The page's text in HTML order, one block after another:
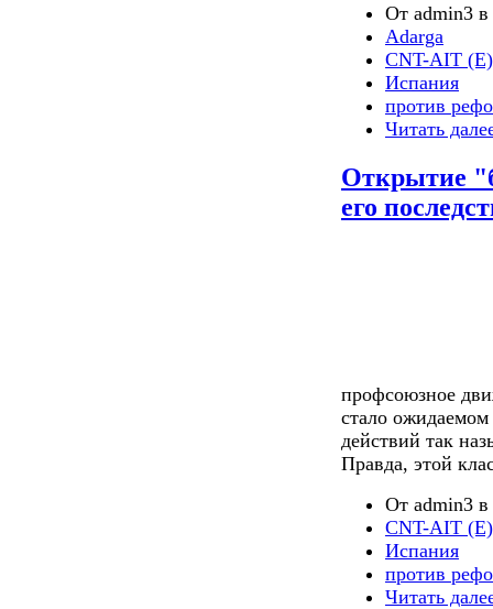
От admin3 в
Adarga
CNT-AIT (E)
Испания
против
Читать
Открытие
его
профсоюзное
стало
действий так
Правда, этой
От admin3 в
CNT-AIT (E)
Испания
против
Читать